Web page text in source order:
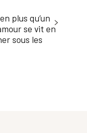
plus qu’un
se vit en
sous les